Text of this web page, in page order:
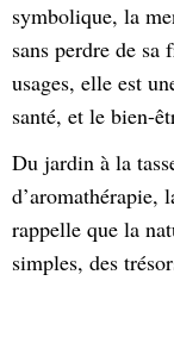
symbolique, la
sans perdre de
usages, elle est
santé, et le bien-
Du jardin à la
d’aromathérapie,
rappelle que la
simples, des